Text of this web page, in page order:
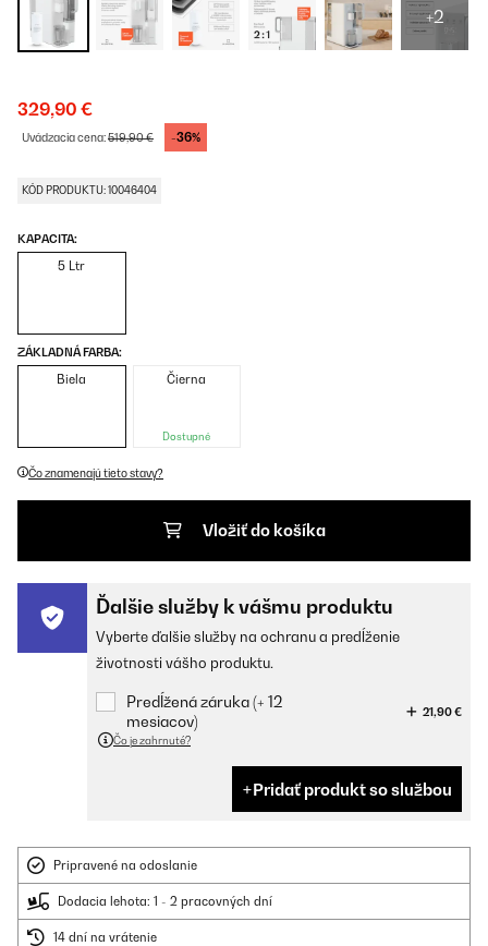
+2
329,90 €
Uvádzacia cena:519,90 € -36%
KÓD PRODUKTU: 10046404
KAPACITA:
5 Ltr
ZÁKLADNÁ FARBA:
Biela Čierna
Dostupné
Čo znamenajú tieto stavy?
Vložiť do košíka
Ďalšie služby k vášmu produktu
Vyberte ďalšie služby na ochranu a predĺženie
životnosti vášho produktu.
Predĺžená záruka (+ 12
mesiacov)
21,90 €
Čo je zahrnuté?
Pridať produkt so službou
Pripravené na odoslanie
Dodacia lehota: 1 - 2 pracovných dní
14 dní na vrátenie